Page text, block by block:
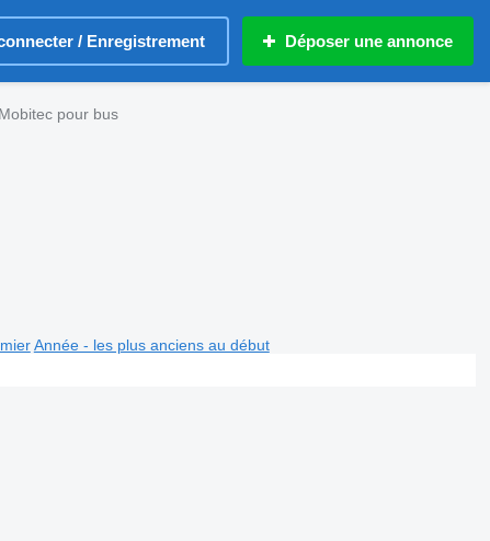
/ Enregistrement Déposer une annonce
pour bus
Année - les plus anciens au début